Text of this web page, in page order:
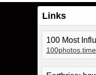
Links
100 Most